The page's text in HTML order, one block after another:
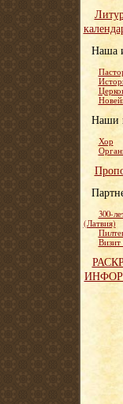
Наша
Наши
Хор
300-
(Латвия)